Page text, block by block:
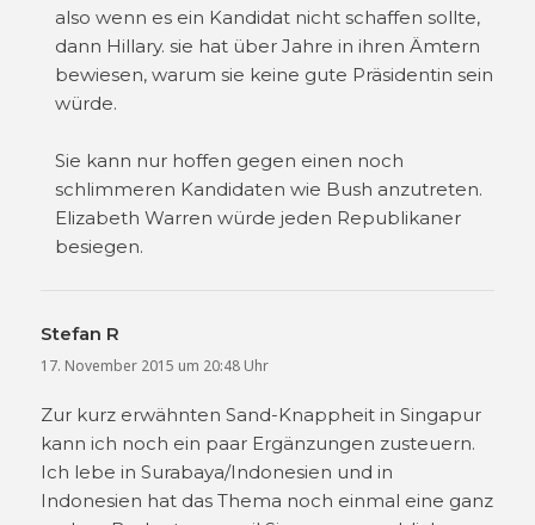
also wenn es ein Kandidat nicht schaffen sollte,
dann Hillary. sie hat über Jahre in ihren Ämtern
bewiesen, warum sie keine gute Präsidentin sein
würde.
Sie kann nur hoffen gegen einen noch
schlimmeren Kandidaten wie Bush anzutreten.
Elizabeth Warren würde jeden Republikaner
besiegen.
Stefan R
17. November 2015 um 20:48 Uhr
Zur kurz erwähnten Sand-Knappheit in Singapur
kann ich noch ein paar Ergänzungen zusteuern.
Ich lebe in Surabaya/Indonesien und in
Indonesien hat das Thema noch einmal eine ganz